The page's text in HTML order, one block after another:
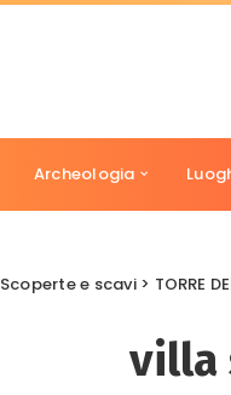
Archeologia
Scoperte e scavi> TORRE
villa